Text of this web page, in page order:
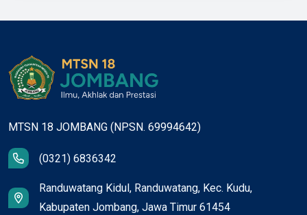
MTSN 18 JOMBANG (NPSN. 69994642)
(0321) 6836342
Randuwatang Kidul, Randuwatang, Kec. Kudu,
Kabupaten Jombang, Jawa Timur 61454